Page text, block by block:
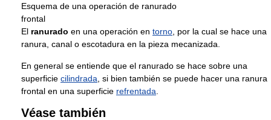
Esquema de una operación de ranurado
frontal
El ranurado en una operación en torno , por la cual se hace una
ranura, canal o escotadura en la pieza mecanizada.
En general se entiende que el ranurado se hace sobre una
superficie cilindrada , si bien también se puede hacer una ranura
frontal en una superficie refrentada
Véase también